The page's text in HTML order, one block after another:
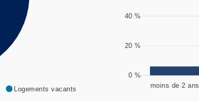
Logements vacants
40 %
20 %
0 %
moins de 2 ans